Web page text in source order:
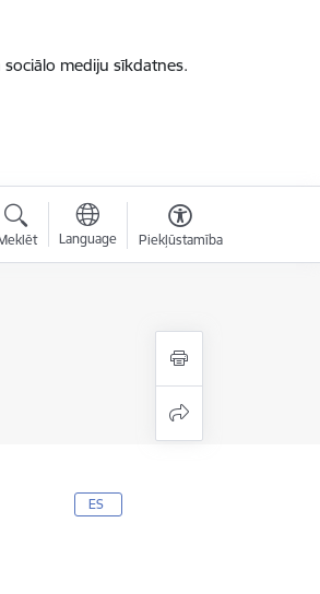
mediju sīkdatnes.
Language Piekļūstamība
ES